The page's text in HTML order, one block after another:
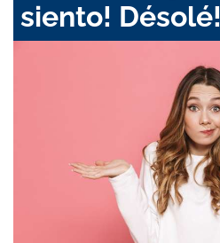
siento! Désolé!